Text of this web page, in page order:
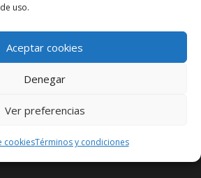
de uso.
Aceptar cookies
Denegar
Ver preferencias
cookiesTérminos y condiciones